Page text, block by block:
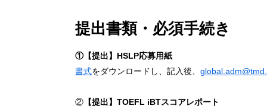
提出書類・必須手続き
①【提出】HSLP応募用紙
書式をダウンロードし、記入後、
② 【提出】TOEFL iBTスコアレポート